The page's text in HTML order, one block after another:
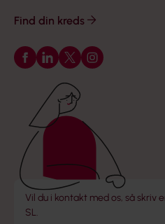
Find din kreds
Følg os på Facebook
Følg os på LinkedIn
Følg os på X
Følg os på
Vil du i kontakt med os, så skriv
SL.